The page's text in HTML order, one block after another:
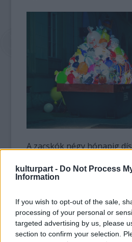
kulturpart - Do Not Process
Information
If you wish to opt-out of the sale,
processing of your personal or
targeted advertising by us, please
section to confirm your selection.
A zacskók négy hónapig
levegővel felfújt szatyrok
melynek köszönhetően
hatásait.
Az installáció készítőjének